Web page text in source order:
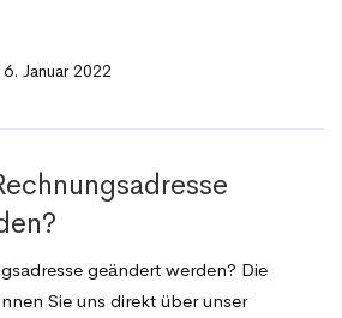
Januar 2022
geändert werden? Die
Sie uns direkt über unser